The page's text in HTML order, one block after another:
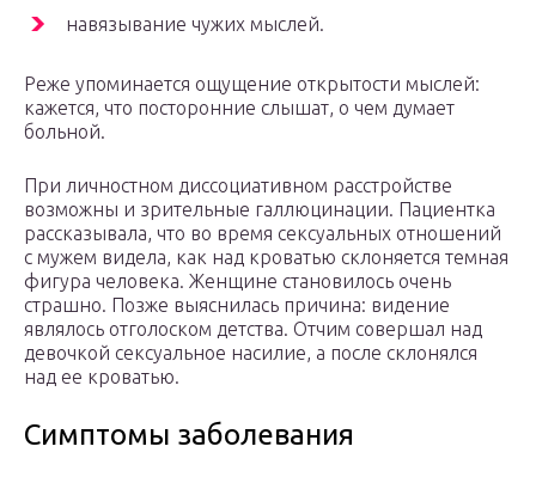
навязывание чужих мыслей.
Реже упоминается ощущение открытости мыслей:
кажется, что посторонние слышат, о чем думает
больной.
При личностном диссоциативном расстройстве
возможны и зрительные галлюцинации. Пациентка
рассказывала, что во время сексуальных отношений
с мужем видела, как над кроватью склоняется темная
фигура человека. Женщине становилось очень
страшно. Позже выяснилась причина: видение
являлось отголоском детства. Отчим совершал над
девочкой сексуальное насилие, а после склонялся
над ее кроватью.
Симптомы заболевания